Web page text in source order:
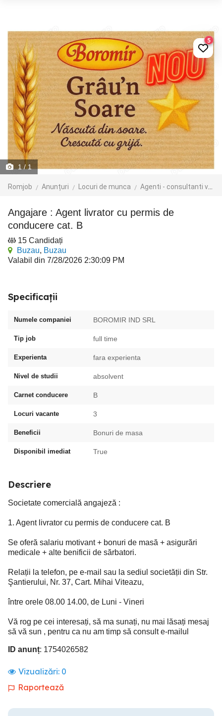
1 / 1
Romjob Anunțuri Locuri de munca Agenti - consultanti vanzari
5
Angajare : Agent livrator cu permis de
conducere cat. B
15 Candidați
Buzau, Buzau
Valabil din 7/28/2026 2:30:09 PM
Specificații
Numele companiei BOROMIR IND SRL
Tip job full time
Experienta fara experienta
Nivel de studii absolvent
Carnet conducere B
Locuri vacante 3
Beneficii Bonuri de masa
Disponibil imediat True
Descriere
Societate comercială angajeză :
1. Agent livrator cu permis de conducere cat. B
Se oferă salariu motivant + bonuri de masă + asigurări
medicale + alte benificii de sărbatori.
Relații la telefon, pe e-mail sau la sediul societății din Str.
Şantierului, Nr. 37, Cart. Mihai Viteazu,
între orele 08.00 14.00, de Luni - Vineri
Vă rog pe cei interesați, să ma sunați, nu mai lăsați mesaj
să vă sun , pentru ca nu am timp să consult e-mailul
ID anunț: 1754026582
Vizualizări: 0
Raportează